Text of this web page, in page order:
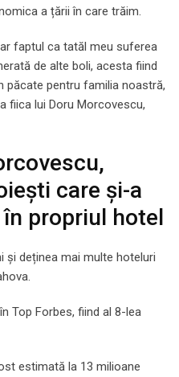
a țării în care trăim.
faptul ca tatăl meu suferea
de alte boli, acesta fiind
păcate pentru familia noastră,
fiica lui Doru Morcovescu,
care și-a
propriul hotel
şi deținea mai multe hoteluri
Top Forbes, fiind al 8-lea
estimată la 13 milioane